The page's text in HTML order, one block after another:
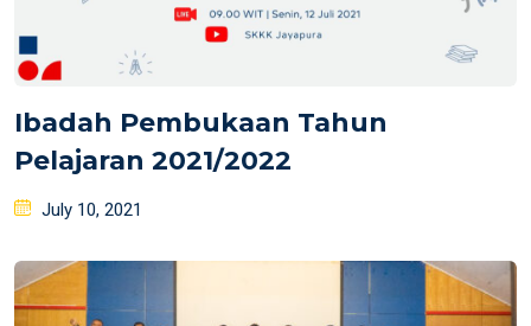
Ibadah Pembukaan Tahun
Pelajaran 2021/2022
Posted
July 10, 2021